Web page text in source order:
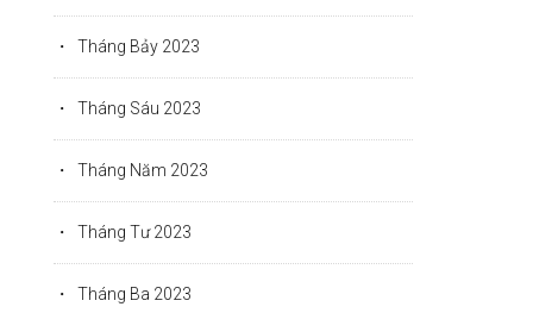
Tháng Bảy 2023
Tháng Sáu 2023
Tháng Năm 2023
Tháng Tư 2023
Tháng Ba 2023